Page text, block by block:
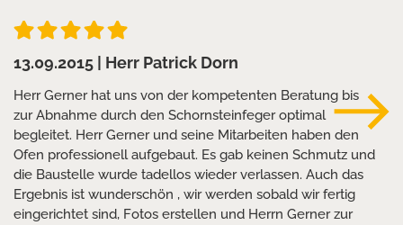
13.09.2015 | Herr Patrick Dorn
Herr Gerner hat uns von der kompetenten Beratung bis
zur Abnahme durch den Schornsteinfeger optimal
begleitet. Herr Gerner und seine Mitarbeiten haben den
Ofen professionell aufgebaut. Es gab keinen Schmutz und
die Baustelle wurde tadellos wieder verlassen. Auch das
Ergebnis ist wunderschön , wir werden sobald wir fertig
eingerichtet sind, Fotos erstellen und Herrn Gerner zur